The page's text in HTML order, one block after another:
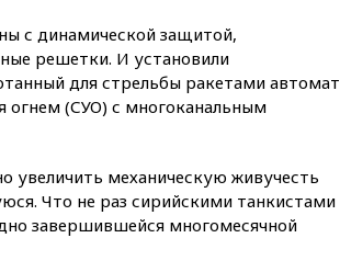
13:19 WP: Трамп определился
со своим преемником
13:13
СК возбудил дело по
факту гибели женщины и
12:57 В Луганске при ракетном
ударе ВСУ по складу
пострадали пять человек
с динамической защитой,
решетки. И установили
для стрельбы ракетами автомат
огнем (СУО) с многоканальным
увеличить механическую живучесть
Что не раз сирийскими танкистами
завершившейся многомесячной